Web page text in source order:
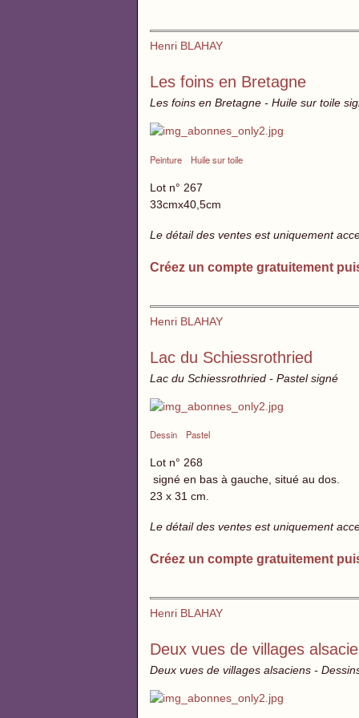
Henri BLAHAY
Les foins en Bretagne
Les foins en Bretagne - Huile sur toile
Peinture Huile sur toile
Lot n° 267
33cmx40,5cm
Le détail des ventes est uniquement
Créez un compte gratuitement
Henri BLAHAY
Lac du Schiessrothried
Lac du Schiessrothried - Pastel signé
Dessin Pastel
Lot n° 268
signé en bas à gauche, situé au dos.
23 x 31 cm.
Le détail des ventes est uniquement
Créez un compte gratuitement
Henri BLAHAY
Deux vues de villages
Deux vues de villages alsaciens -